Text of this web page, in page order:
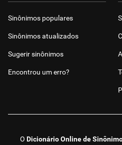
O Dicionário Online de
Sinônimos populares
Sinônimos atualizados
Sugerir sinônimos
Encontrou um erro?